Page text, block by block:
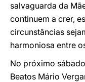
salvaguarda da
continuem a crer,
circunstâncias
harmoniosa entre
No próximo
Beatos Mário